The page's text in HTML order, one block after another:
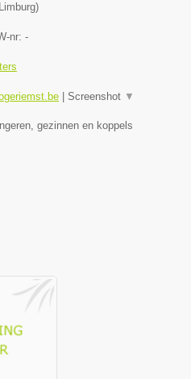
Limburg)
nr: -
Screenshot ▼
gezinnen en koppels